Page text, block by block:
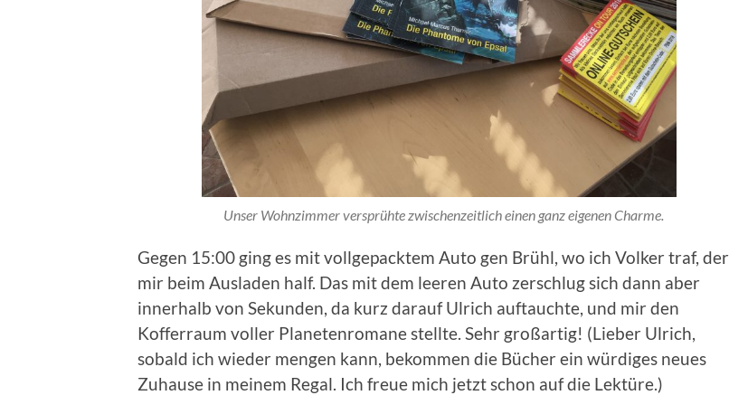
Unser Wohnzimmer versprühte zwischenzeitlich einen ganz eigenen Charme.
Gegen 15:00 ging es mit vollgepacktem Auto gen Brühl, wo ich Volker traf, der
mir beim Ausladen half. Das mit dem leeren Auto zerschlug sich dann aber
innerhalb von Sekunden, da kurz darauf Ulrich auftauchte, und mir den
Kofferraum voller Planetenromane stellte. Sehr großartig! (Lieber Ulrich,
sobald ich wieder mengen kann, bekommen die Bücher ein würdiges neues
Zuhause in meinem Regal. Ich freue mich jetzt schon auf die Lektüre.)